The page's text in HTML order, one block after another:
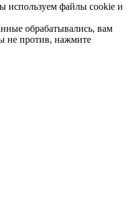
используем файлы cookie и
обрабатывались, вам
не против, нажмите